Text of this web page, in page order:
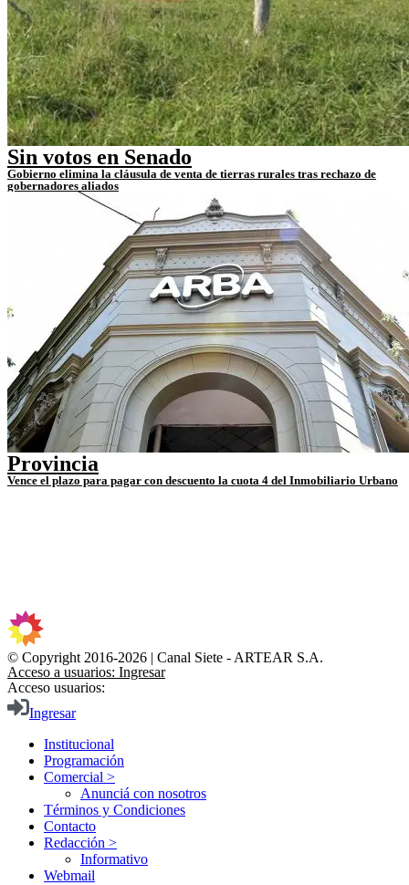
Sin votos en Senado
Gobierno elimina la cláusula de venta de tierras rurales tras rechazo de
gobernadores aliados
Provincia
Vence el plazo para pagar con descuento la cuota 4 del Inmobiliario Urbano
© Copyright 2016-2026 | Canal Siete - ARTEAR S.A.
Acceso a usuarios: Ingresar
Acceso usuarios:
Ingresar
Institucional
Programación
Comercial >
Anunciá con nosotros
Términos y Condiciones
Contacto
Redacción >
Informativo
Webmail